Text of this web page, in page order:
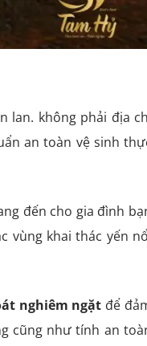
lan. không phải địa
an toàn vệ sinh
đến cho gia đình
vùng khai thác yến
nghiêm ngặt để
cũng như tính an